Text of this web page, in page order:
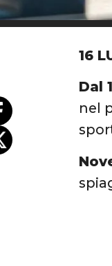
16
Dal
nel